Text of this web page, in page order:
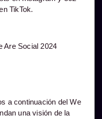
TikTok.
Are Social 2024
a continuación del We
una visión de la